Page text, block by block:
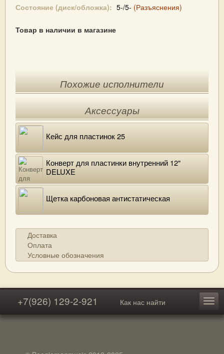
Состояние (диск/обложка): 5-/5- (Разъяснения)
Товар в наличии в магазине
Похожие исполнители
Аксессуары
Кейс для пластинок 25
Конверт для пластинки внутренний 12"
DELUXE
Щетка карбоновая антистатическая
Доставка
Оплата
Условные обозначения
+7(926) 129-2-921 Как нас найти